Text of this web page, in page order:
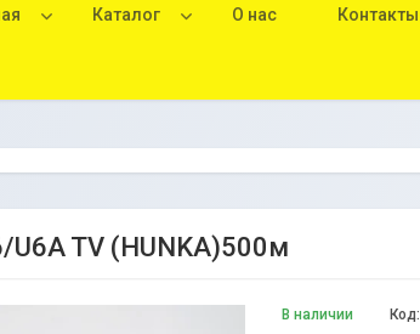
Каталог О нас Контакты
U6A TV (HUNKA)500м
В наличии Код: